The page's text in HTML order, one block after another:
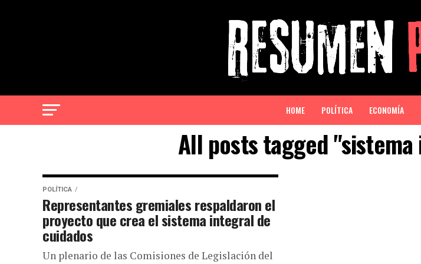
HOME POLÍTICA ECONOMÍA
All posts tagged
POLÍTICA
Representantes gremiales respaldaron el
proyecto que crea el sistema integral de
cuidados
Un plenario de las Comisiones de Legislación del